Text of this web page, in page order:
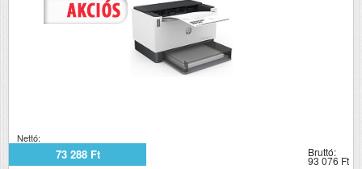
Nettó:
73 288 Ft Bruttó:
93 076 Ft